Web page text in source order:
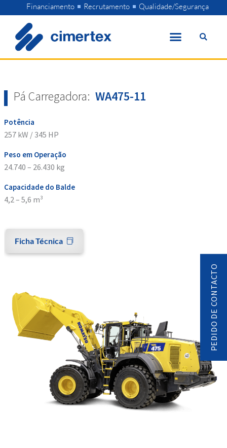
to
content
Financiamento Recrutamento Qualidade/Segurança
Pá Carregadora: WA475-11
Potência
257 kW / 345 HP
Peso em Operação
24.740 – 26.430 kg
Capacidade do Balde
4,2 – 5,6 m³
Ficha Técnica
PEDIDO DE CONTACTO